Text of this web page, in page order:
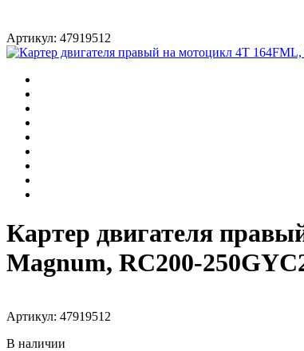
Артикул: 47919512
Картер двигателя
Magnum, RC200-
Артикул: 47919512
В наличии